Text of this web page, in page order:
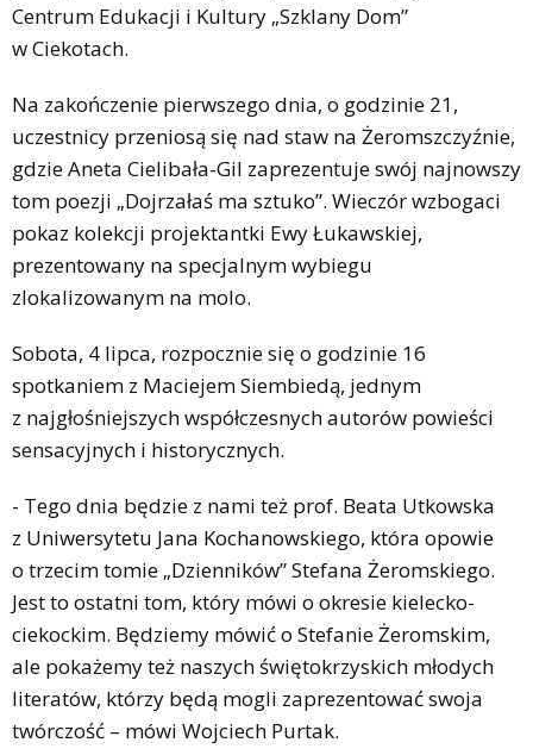
Centrum Edukacji i Kultury „Szklany Dom”
w Ciekotach.
Na zakończenie pierwszego dnia, o godzinie 21,
uczestnicy przeniosą się nad staw na Żeromszczyźnie,
gdzie Aneta Cielibała-Gil zaprezentuje swój najnowszy
tom poezji „Dojrzałaś ma sztuko”. Wieczór wzbogaci
pokaz kolekcji projektantki Ewy Łukawskiej,
prezentowany na specjalnym wybiegu
zlokalizowanym na molo.
Sobota, 4 lipca, rozpocznie się o godzinie 16
spotkaniem z Maciejem Siembiedą, jednym
z najgłośniejszych współczesnych autorów powieści
sensacyjnych i historycznych.
- Tego dnia będzie z nami też prof. Beata Utkowska
z Uniwersytetu Jana Kochanowskiego, która opowie
o trzecim tomie „Dzienników” Stefana Żeromskiego.
Jest to ostatni tom, który mówi o okresie kielecko-
ciekockim. Będziemy mówić o Stefanie Żeromskim,
ale pokażemy też naszych świętokrzyskich młodych
literatów, którzy będą mogli zaprezentować swoja
twórczość – mówi Wojciech Purtak.